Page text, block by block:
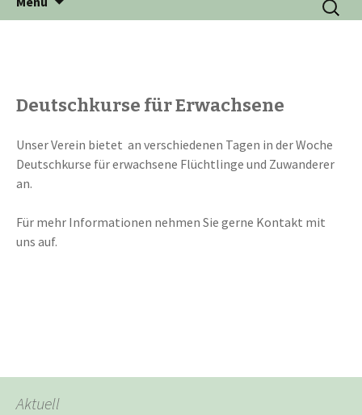
nach:
Deutschkurse für Erwachsene
Unser Verein bietet an verschiedenen Tagen in der Woche
Deutschkurse für erwachsene Flüchtlinge und Zuwanderer
an.
Für mehr Informationen nehmen Sie gerne Kontakt mit
uns auf.
Aktuell